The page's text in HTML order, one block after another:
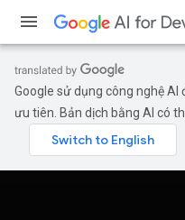
Google sử dụng công nghệ
ưu tiên. Bản dịch bằng AI có